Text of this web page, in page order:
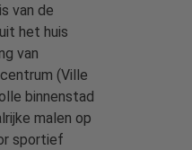
van de
het huis
van
(Ville
binnenstad
malen op
sportief